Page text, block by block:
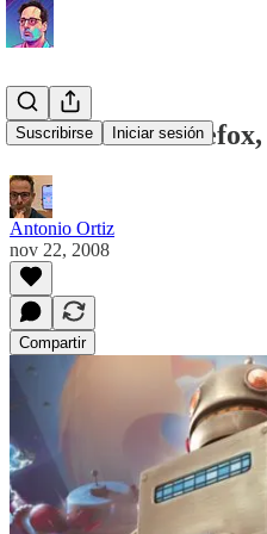
Suscribirse Iniciar sesión
El futuro de Firefox,
Antonio Ortiz
nov 22, 2008
Compartir